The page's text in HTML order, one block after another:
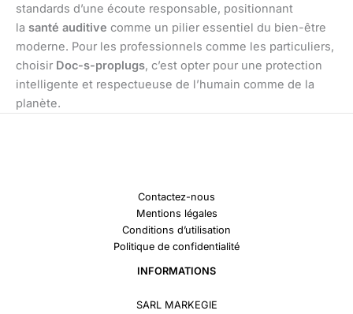
standards d’une écoute responsable, positionnant
la santé auditive comme un pilier essentiel du bien-être
moderne. Pour les professionnels comme les particuliers,
choisir Doc-s-proplugs, c’est opter pour une protection
intelligente et respectueuse de l’humain comme de la
planète.
Contactez-nous
Mentions légales
Conditions d’utilisation
Politique de confidentialité
INFORMATIONS
SARL MARKEGIE